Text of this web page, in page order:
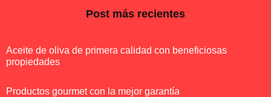
Post más recientes
Aceite de oliva de primera calidad con beneficiosas
propiedades
Productos gourmet con la mejor garantía